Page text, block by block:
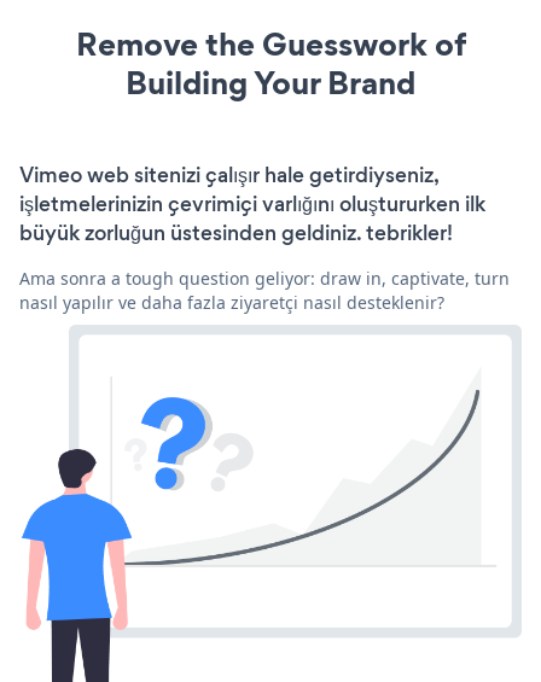
Remove the Guesswork of
Building Your Brand
Vimeo web sitenizi çalışır hale getirdiyseniz,
işletmelerinizin çevrimiçi varlığını oluştururken ilk
büyük zorluğun üstesinden geldiniz. tebrikler!
Ama sonra a tough question geliyor: draw in, captivate, turn
nasıl yapılır ve daha fazla ziyaretçi nasıl desteklenir?